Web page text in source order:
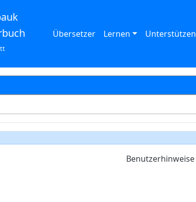
Übersetzer Lernen Unterstützen
Benutzerhinweise